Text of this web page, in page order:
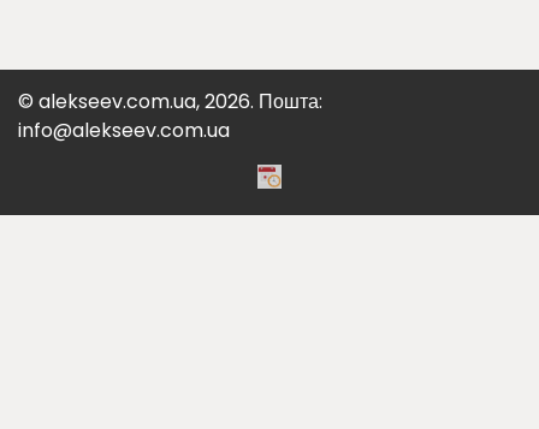
© alekseev.com.ua, 2026. Пошта:
info@alekseev.com.ua